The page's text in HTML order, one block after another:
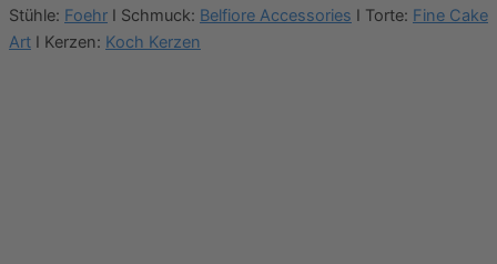
Stühle: Foehr I Schmuck: Belfiore Accessories I Torte: Fine Cake
Art I Kerzen: Koch Kerzen